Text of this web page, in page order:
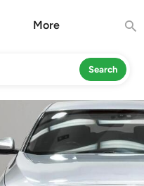
More
Search